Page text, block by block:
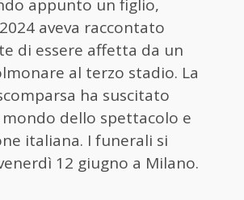
appunto un figlio,
aveva raccontato
di essere affetta da un
al terzo stadio. La
ha suscitato
dello spettacolo e
italiana. I funerali si
12 giugno a Milano.